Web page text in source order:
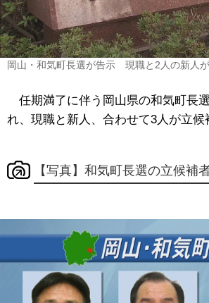
岡山・和気町長選が告示 現職と2人の新人
任期満了に伴う岡山県の和気町長
れ、現職と新人、合わせて3人が立候
【写真】和気町長選の立候補